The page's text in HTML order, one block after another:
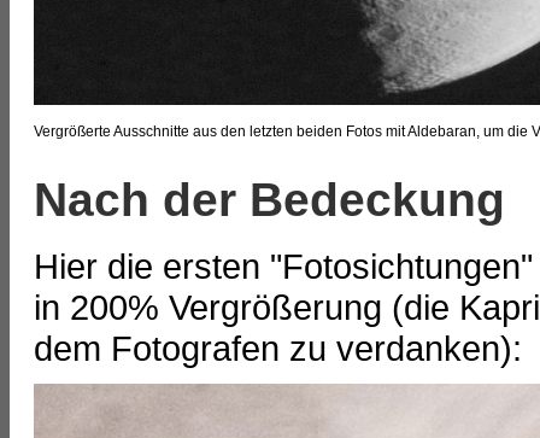
Vergrößerte Ausschnitte aus den letzten beiden Fotos mit Aldebaran, um die
Nach der Bedeckung
Hier die ersten
in 200% Vergrößerung (die
dem Fotografen zu verdanken):